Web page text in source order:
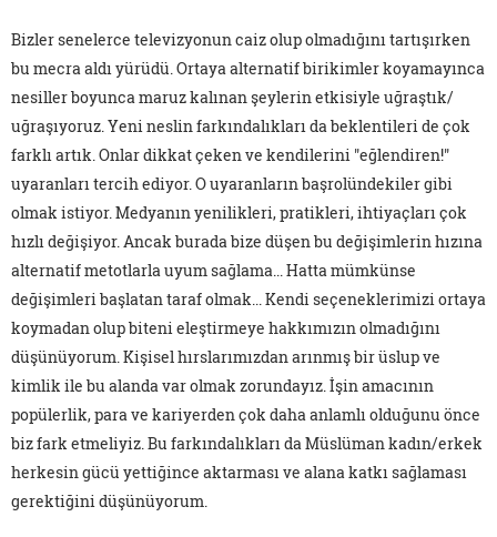
Bizler senelerce televizyonun caiz olup olmadığını tartışırken
bu mecra aldı yürüdü. Ortaya alternatif birikimler koyamayınca
nesiller boyunca maruz kalınan şeylerin etkisiyle uğraştık/
uğraşıyoruz. Yeni neslin farkındalıkları da beklentileri de çok
farklı artık. Onlar dikkat çeken ve kendilerini "eğlendiren!"
uyaranları tercih ediyor. O uyaranların başrolündekiler gibi
olmak istiyor. Medyanın yenilikleri, pratikleri, ihtiyaçları çok
hızlı değişiyor. Ancak burada bize düşen bu değişimlerin hızına
alternatif metotlarla uyum sağlama... Hatta mümkünse
değişimleri başlatan taraf olmak... Kendi seçeneklerimizi ortaya
koymadan olup biteni eleştirmeye hakkımızın olmadığını
düşünüyorum. Kişisel hırslarımızdan arınmış bir üslup ve
kimlik ile bu alanda var olmak zorundayız. İşin amacının
popülerlik, para ve kariyerden çok daha anlamlı olduğunu önce
biz fark etmeliyiz. Bu farkındalıkları da Müslüman kadın/erkek
herkesin gücü yettiğince aktarması ve alana katkı sağlaması
gerektiğini düşünüyorum.